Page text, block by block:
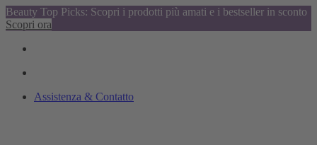
Beauty Top Picks: Scopri i prodotti più amati e i bestseller in sconto
Scopri ora
Assistenza & Contatto